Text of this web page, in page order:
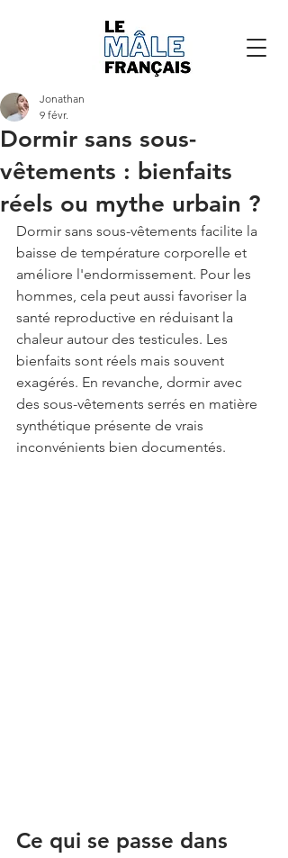
Dormir sans sous-
vêtements : bienfaits
réels ou mythe urbain ?
Jonathan
9 févr.
Dormir sans sous-vêtements facilite la
baisse de température corporelle et
améliore l'endormissement. Pour les
hommes, cela peut aussi favoriser la
santé reproductive en réduisant la
chaleur autour des testicules. Les
bienfaits sont réels mais souvent
exagérés. En revanche, dormir avec
des sous-vêtements serrés en matière
synthétique présente de vrais
inconvénients bien documentés.
Ce qui se passe dans